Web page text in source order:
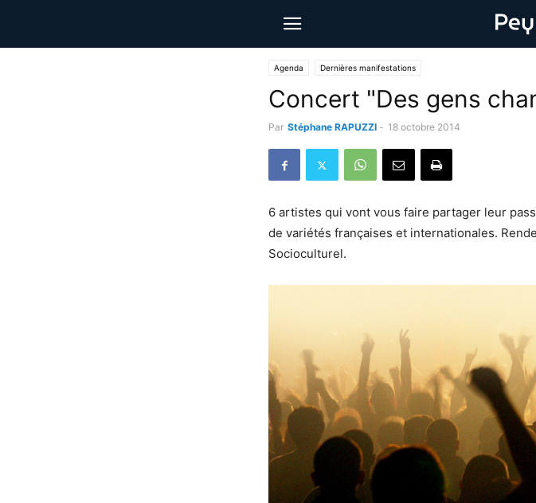
Agenda Dernières manifestations
Concert "Des gens
Par Stéphane RAPUZZI - 18 octobre 2014
6 artistes qui vont vous faire partager leur
de variétés françaises et internationales.
Socioculturel.